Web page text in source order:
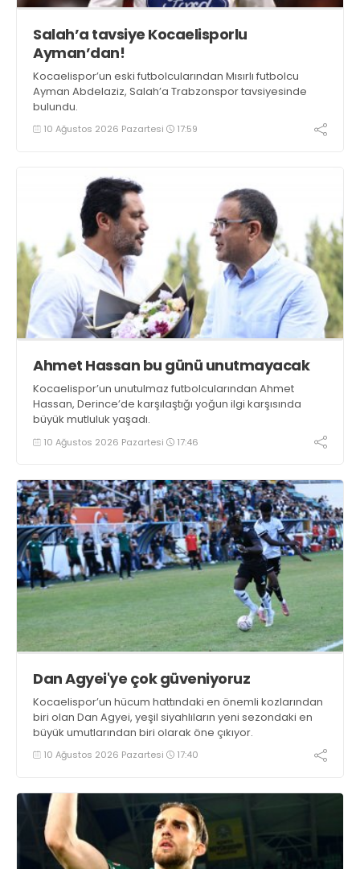
Salah’a tavsiye Kocaelisporlu
Ayman’dan!
Kocaelispor’un eski futbolcularından Mısırlı futbolcu
Ayman Abdelaziz, Salah’a Trabzonspor tavsiyesinde
bulundu.
10 Ağustos 2026 Pazartesi 17:59
Ahmet Hassan bu günü unutmayacak
Kocaelispor’un unutulmaz futbolcularından Ahmet
Hassan, Derince’de karşılaştığı yoğun ilgi karşısında
büyük mutluluk yaşadı.
10 Ağustos 2026 Pazartesi 17:46
Dan Agyei'ye çok güveniyoruz
Kocaelispor’un hücum hattındaki en önemli kozlarından
biri olan Dan Agyei, yeşil siyahlıların yeni sezondaki en
büyük umutlarından biri olarak öne çıkıyor.
10 Ağustos 2026 Pazartesi 17:40